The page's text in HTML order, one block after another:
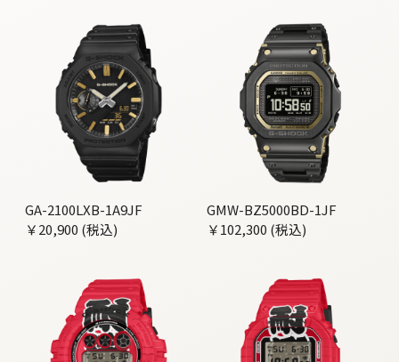
GA-2100LXB-1A9JF
￥20,900 (税込)
GMW-BZ5000BD-1JF
￥102,300 (税込)